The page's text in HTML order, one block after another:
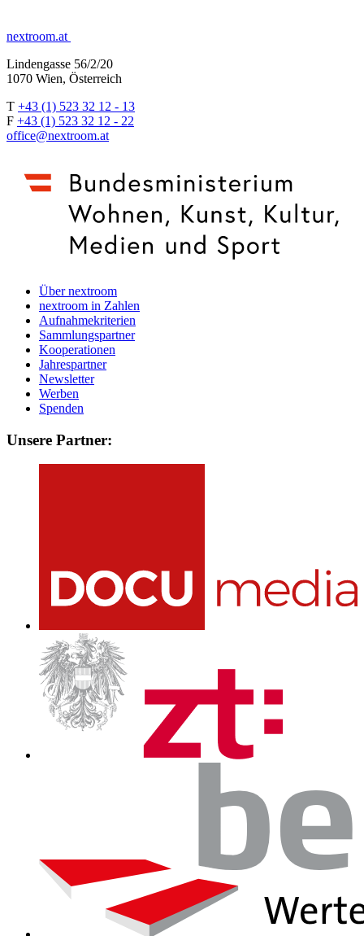
nextroom.at
Lindengasse 56/2/20
1070 Wien, Österreich
T +43 (1) 523 32 12 - 13
F +43 (1) 523 32 12 - 22
office@nextroom.at
Über nextroom
nextroom in Zahlen
Aufnahmekriterien
Sammlungspartner
Kooperationen
Jahrespartner
Newsletter
Werben
Spenden
Unsere Partner: